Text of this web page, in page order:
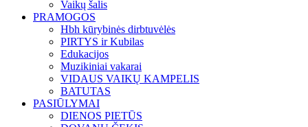
Vaikų šalis
PRAMOGOS
Hbh kūrybinės dirbtuvėlės
PIRTYS ir Kubilas
Edukacijos
Muzikiniai vakarai
VIDAUS VAIKŲ KAMPELIS
BATUTAS
PASIŪLYMAI
DIENOS PIETŪS